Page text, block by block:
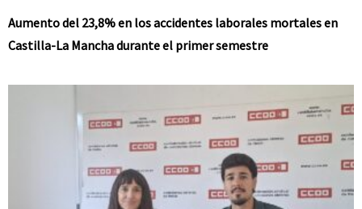
Aumento del 23,8% en los accidentes laborales mortales en
Castilla-La Mancha durante el primer semestre